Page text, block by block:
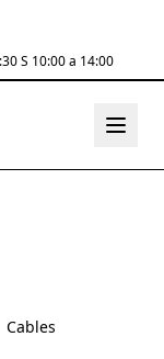
S 10:00 a 14:00
Cables